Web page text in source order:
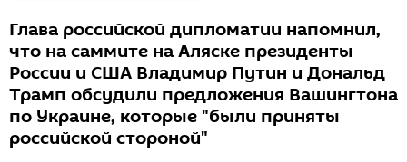
Глава российской дипломатии напомнил,
что на саммите на Аляске президенты
России и США Владимир Путин и Дональд
Трамп обсудили предложения Вашингтона
по Украине, которые "были приняты
российской стороной"